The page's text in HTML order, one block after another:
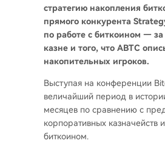
стратегию накопления
прямого конкурента
по работе с биткоином —
казне и того, что ABTC
накопительных игроков.
Выступая на конференции
величайший период в
месяцев по сравнению с
корпоративных
биткоином.